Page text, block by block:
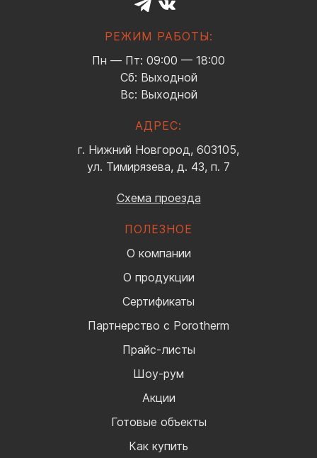
РЕЖИМ РАБОТЫ:
Пн — Пт: 09:00 — 18:00
Сб: Выходной
Вс: Выходной
АДРЕС:
г. Нижний Новгород, 603105,
ул. Тимирязева, д. 43, п. 7
Схема проезда
ПОЛЕЗНОЕ
О компании
О продукции
Сертификаты
Партнерство с Porotherm
Прайс-листы
Шоу-рум
Акции
Готовые объекты
Как купить